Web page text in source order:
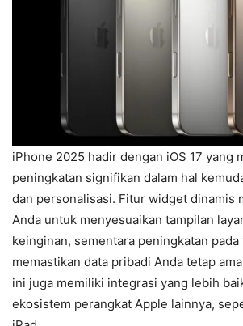
iPhone 2025 hadir dengan iOS 17 yang
peningkatan signifikan dalam hal
dan personalisasi. Fitur widget dinamis
Anda untuk menyesuaikan tampilan
keinginan, sementara peningkatan
memastikan data pribadi Anda tetap
ini juga memiliki integrasi yang lebih
ekosistem perangkat Apple lainnya,